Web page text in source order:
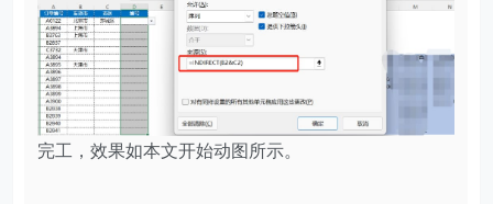
完工，效果如本文开始动图所示。
学习资料见知识星球。